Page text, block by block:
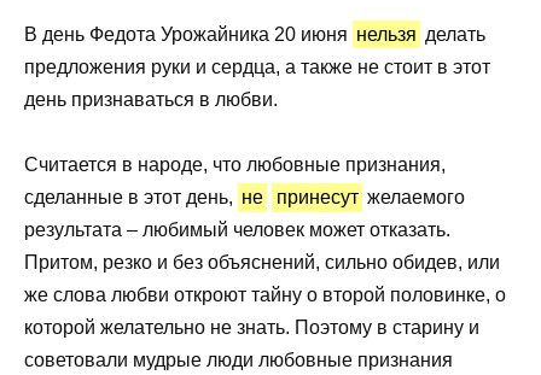
В день Федота Урожайника 20 июня нельзя делать
предложения руки и сердца, а также не стоит в этот
день признаваться в любви.
Считается в народе, что любовные признания,
сделанные в этот день, не принесут желаемого
результата – любимый человек может отказать.
Притом, резко и без объяснений, сильно обидев, или
же слова любви откроют тайну о второй половинке, о
которой желательно не знать. Поэтому в старину и
советовали мудрые люди любовные признания